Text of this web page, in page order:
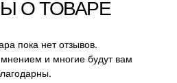
О ТОВАРЕ
пока нет отзывов.
и многие будут вам